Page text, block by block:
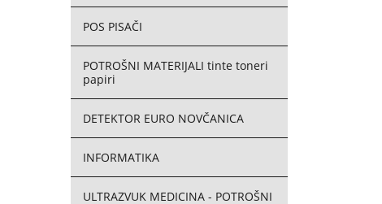
POS PISAČI
POTROŠNI MATERIJALI tinte toneri
papiri
DETEKTOR EURO NOVČANICA
INFORMATIKA
ULTRAZVUK MEDICINA - POTROŠNI